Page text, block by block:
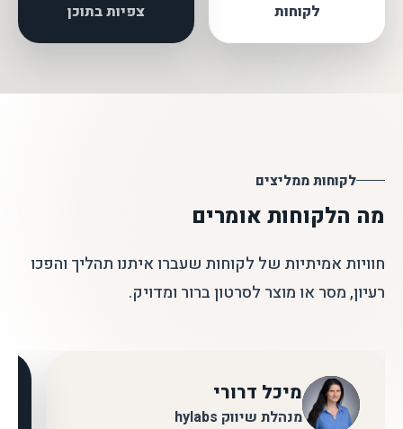
לקוחות צפיות בתוכן
לקוחות ממליצים
מה הלקוחות אומרים
חוויות אמיתיות של לקוחות שעברו איתנו תהליך והפכו
רעיון, מסר או מוצר לסרטון ברור ומדויק.
מיכל דרורי
מנהלת שיווק hylabs